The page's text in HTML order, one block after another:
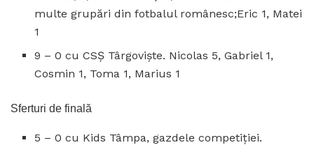
multe grupări din fotbalul românesc;Eric 1, Matei
1
9 – 0 cu CSȘ Târgoviște. Nicolas 5, Gabriel 1,
Cosmin 1, Toma 1, Marius 1
Sferturi de finală
5 – 0 cu Kids Tâmpa, gazdele competiției.